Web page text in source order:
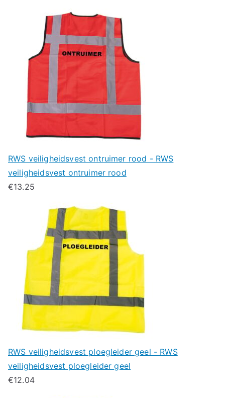
RWS veiligheidsvest ontruimer rood - RWS
veiligheidsvest ontruimer rood
€13.25
RWS veiligheidsvest ploegleider geel - RWS
veiligheidsvest ploegleider geel
€12.04